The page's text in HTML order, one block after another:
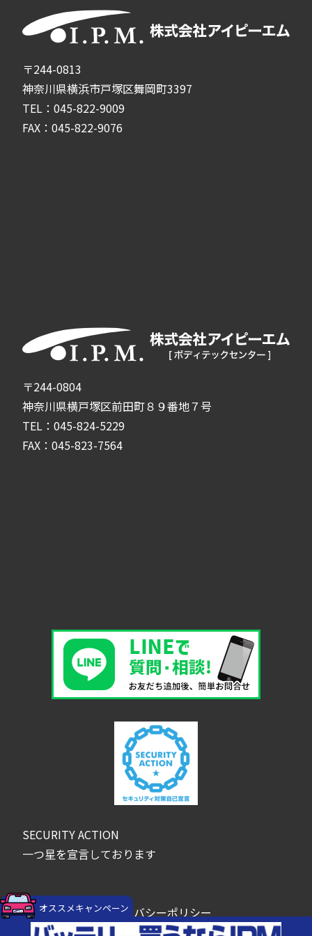
〒244-0813
神奈川県横浜市戸塚区舞岡町3397
TEL：045-822-9009
FAX：045-822-9076
〒244-0804
神奈川県横戸塚区前田町８９番地７号
TEL：045-824-5229
FAX：045-823-7564
SECURITY ACTION
一つ星を宣言しております
プライバシーポリシー
オススメキャンペーン